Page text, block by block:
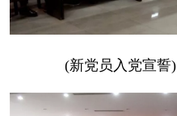
(新党员入党宣誓)